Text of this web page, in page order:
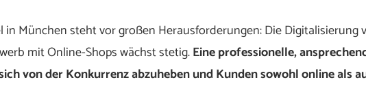
in München steht vor großen Herausforderungen: Die
mit Online-Shops wächst stetig.Eine professionelle,
von der Konkurrenz abzuheben und Kunden sowohl online als